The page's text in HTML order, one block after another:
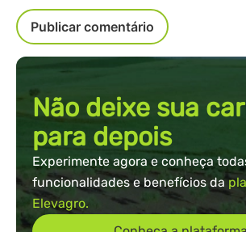
Não deixe sua
para depois
Experimente agora e conheça
funcionalidades e benefícios da
Elevagro.